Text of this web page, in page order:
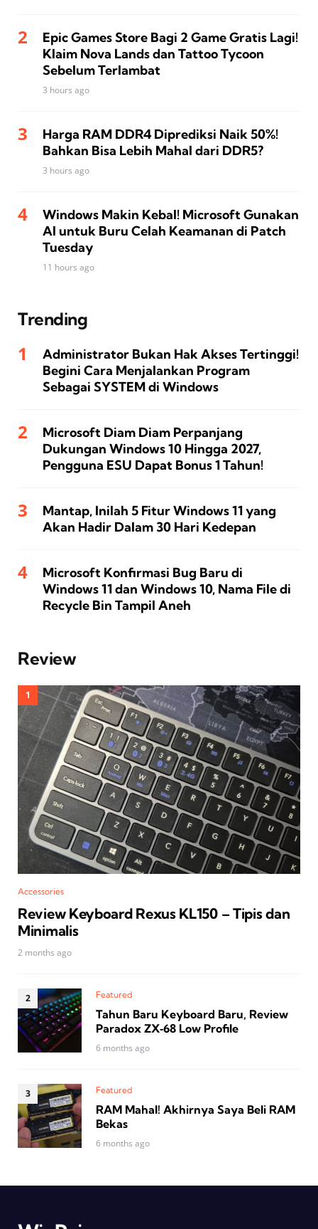
Epic Games Store Bagi 2 Game Gratis Lagi!
Klaim Nova Lands dan Tattoo Tycoon
Sebelum Terlambat
3 hours ago
Harga RAM DDR4 Diprediksi Naik 50%!
Bahkan Bisa Lebih Mahal dari DDR5?
3 hours ago
Windows Makin Kebal! Microsoft Gunakan
AI untuk Buru Celah Keamanan di Patch
Tuesday
11 hours ago
Trending
Administrator Bukan Hak Akses Tertinggi!
Begini Cara Menjalankan Program
Sebagai SYSTEM di Windows
Microsoft Diam Diam Perpanjang
Dukungan Windows 10 Hingga 2027,
Pengguna ESU Dapat Bonus 1 Tahun!
Mantap, Inilah 5 Fitur Windows 11 yang
Akan Hadir Dalam 30 Hari Kedepan
Microsoft Konfirmasi Bug Baru di
Windows 11 dan Windows 10, Nama File di
Recycle Bin Tampil Aneh
Review
Accessories
Review Keyboard Rexus KL150 – Tipis dan
Minimalis
2 months ago
Featured
Tahun Baru Keyboard Baru, Review
Paradox ZX‑68 Low Profile
6 months ago
Featured
RAM Mahal! Akhirnya Saya Beli RAM
Bekas
6 months ago